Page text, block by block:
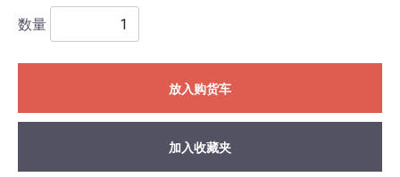
数量
放入购货车
加入收藏夹